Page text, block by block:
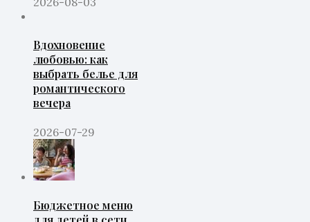
Вдохновение
любовью: как
выбрать белье для
романтического
вечера
2026-07-29
Бюджетное меню